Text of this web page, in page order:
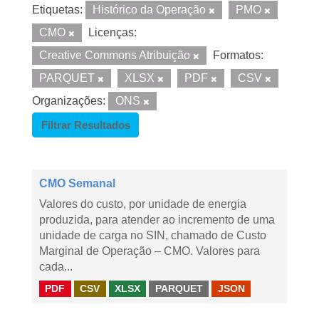
Etiquetas: Histórico da Operação
PMO
CMO
Licenças:
Creative Commons Atribuição
Formatos:
PARQUET
XLSX PDF
CSV
Organizações:
ONS
Filtrar Resultados
CMO Semanal
Valores do custo, por unidade de energia
produzida, para atender ao incremento de uma
unidade de carga no SIN, chamado de Custo
Marginal de Operação – CMO. Valores para
cada...
PDF CSV XLSX PARQUET JSON